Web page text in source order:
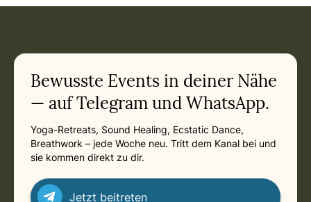
Related appointments
Bewusste Events in deiner Nähe
— auf Telegram und WhatsApp.
Yoga-Retreats, Sound Healing, Ecstatic Dance,
Breathwork – jede Woche neu. Tritt dem Kanal bei und
sie kommen direkt zu dir.
Jetzt beitreten